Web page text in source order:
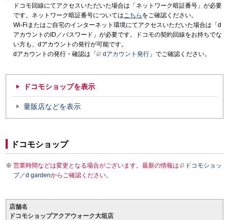
ドコモ回線にてアクセスいただいた場合は「ネットワーク暗証番号」が必要
です。ネットワーク暗証番号についてはこちら をご確認ください。
Wi-Fiまたはご自宅のインターネット環境にてアクセスいただいた場合は「d
アカウントのID／パスワード」が必要です。ドコモの契約回線をお持ちでな
い方も、dアカウントの発行が可能です。
dアカウントの発行・確認は「
dアカウント発行 」でご確認ください。
ドコモショップを表示
量販店などを表示
ドコモショップ
営業時間などは変更となる場合がございます。最新の情報は
ドコモショッ
プ／d gardenからご確認ください。
店舗名
ドコモショップアクアウォーク大垣店